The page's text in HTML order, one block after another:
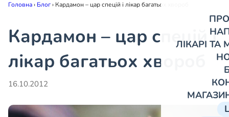
ЛІКАРІ
Головна› Блог› Кардамон – цар спецій і лікар багатьох хвороб
Кардамон – цар спецій і
лікар багатьох хвороб
16.10.2012